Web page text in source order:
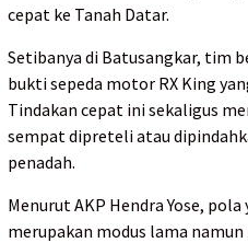
cepat ke Tanah Datar.
Setibanya di Batusangkar, tim
bukti sepeda motor RX King
Tindakan cepat ini sekaligus
sempat dipreteli atau
penadah.
Menurut AKP Hendra Yose,
merupakan modus lama